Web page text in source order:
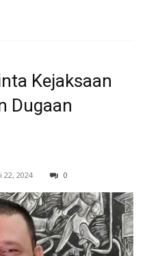
Kejaksaan
Dugaan
22, 2024 0